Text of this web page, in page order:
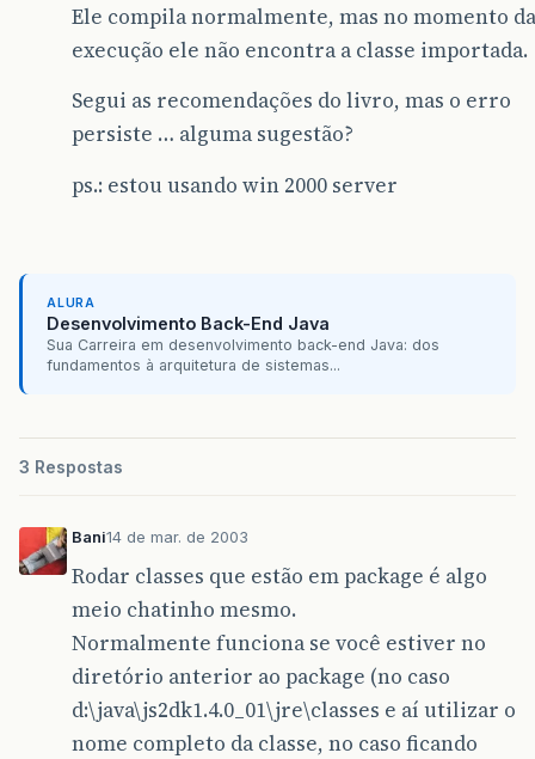
Ele compila normalmente, mas no momento da
execução ele não encontra a classe importada.
Segui as recomendações do livro, mas o erro
persiste … alguma sugestão?
ps.: estou usando win 2000 server
ALURA
Desenvolvimento Back-End Java
Sua Carreira em desenvolvimento back-end Java: dos
fundamentos à arquitetura de sistemas...
3 Respostas
Bani14 de mar. de 2003
Rodar classes que estão em package é algo
meio chatinho mesmo.
Normalmente funciona se você estiver no
diretório anterior ao package (no caso
d:\java\js2dk1.4.0_01\jre\classes e aí utilizar o
nome completo da classe, no caso ficando